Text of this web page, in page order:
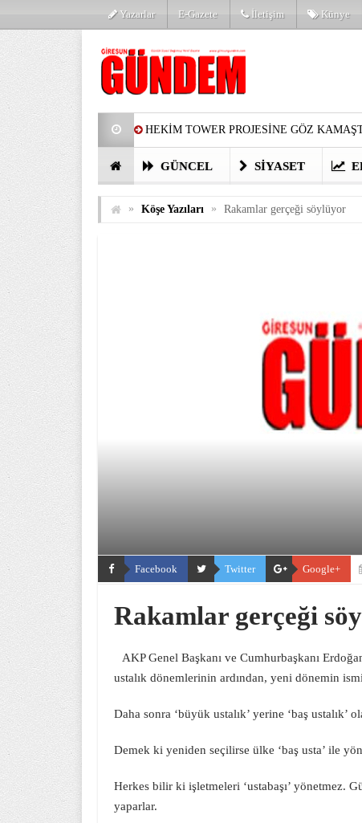
Yazarlar E-Gazete İletişim Künye
HEKİM TOWER PROJESİNE GÖZ
PARTİ’DE YENİ YÜZLER HARUN
GÜNCEL SIYASET
» Köşe Yazıları » Rakamlar gerçeği söylüyor
Facebook Twitter Google+
Rakamlar gerçeği
AKP Genel Başkanı ve Cumhurbaşkanı
ustalık dönemlerinin ardından, yeni dönemin
Daha sonra ‘büyük ustalık’ yerine ‘baş ustalık’
Demek ki yeniden seçilirse ülke ‘baş usta’ ile
Herkes bilir ki işletmeleri ‘ustabaşı’ yönetmez.
yaparlar.